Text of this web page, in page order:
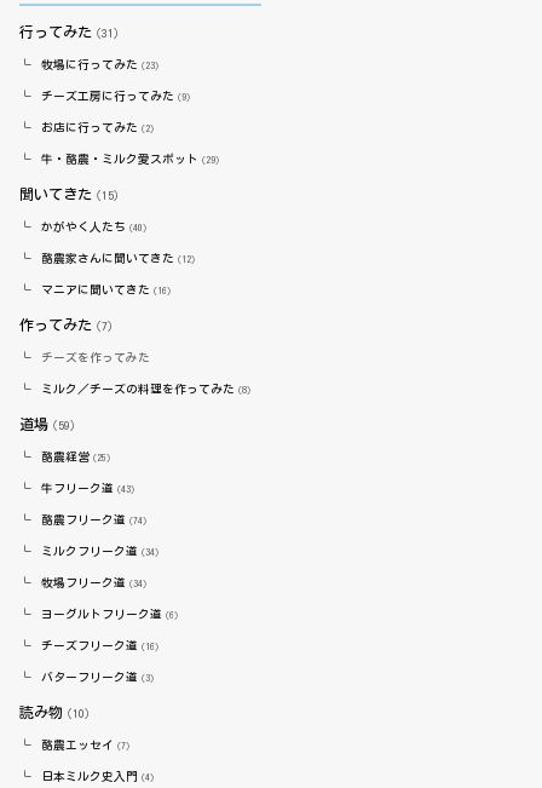
行ってみた（31）
牧場に行ってみた（23）
チーズ工房に行ってみた（9）
お店に行ってみた（2）
牛・酪農・ミルク愛スポット（29）
聞いてきた（15）
かがやく人たち（40）
酪農家さんに聞いてきた（12）
マニアに聞いてきた（16）
作ってみた（7）
チーズを作ってみた
ミルク／チーズの料理を作ってみた（8）
道場（59）
酪農経営（25）
牛フリーク道（43）
酪農フリーク道（74）
ミルクフリーク道（34）
牧場フリーク道（34）
ヨーグルトフリーク道（6）
チーズフリーク道（16）
バターフリーク道（3）
読み物（10）
酪農エッセイ （7）
日本ミルク史入門（4）